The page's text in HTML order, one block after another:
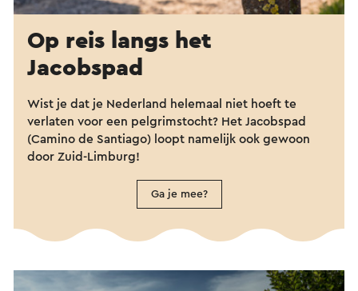
Op reis langs het
Jacobspad
Wist je dat je Nederland helemaal niet hoeft te
verlaten voor een pelgrimstocht? Het Jacobspad
(Camino de Santiago) loopt namelijk ook gewoon
door Zuid-Limburg!
Ga je mee?